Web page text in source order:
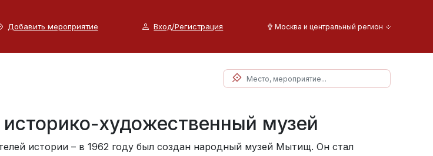
Добавить мероприятие Вход/Регистрация Москва и центральный регион
художественный музей
истории – в 1962 году был создан народный музей Мытищ. Он стал